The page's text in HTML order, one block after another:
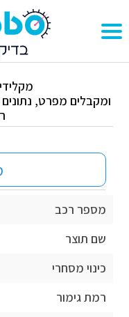
ומקבלים מפרט,
מספר רכב
שם תוצר
כינוי מסחרי
רמת גימור